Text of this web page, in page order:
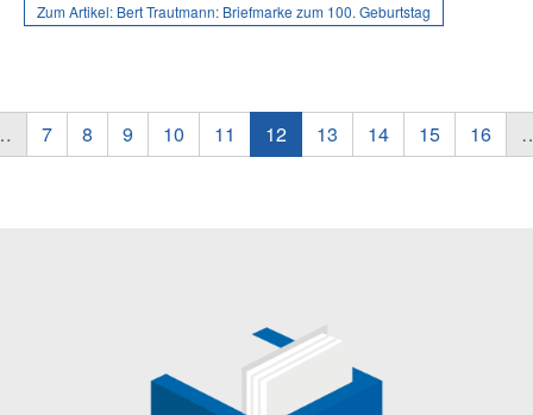
Zum Artikel: Bert Trautmann: Briefmarke zum 100. Geburtstag
7 8 9 10 11 12 13 14 15 16